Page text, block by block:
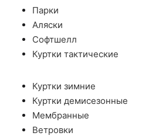
Парки
Аляски
Софтшелл
Куртки тактические
Куртки зимние
Куртки демисезонные
Мембранные
Ветровки